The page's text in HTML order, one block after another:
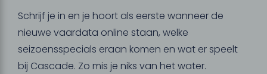
Schrijf je in en je hoort als eerste wanneer de
nieuwe vaardata online staan, welke
seizoensspecials eraan komen en wat er speelt
bij Cascade. Zo mis je niks van het water.